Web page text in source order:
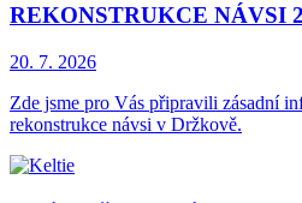
REKONSTRUKCE NÁVSI
20. 7. 2026
Zde jsme pro Vás připravili zásadní
rekonstrukce návsi v Držkově.